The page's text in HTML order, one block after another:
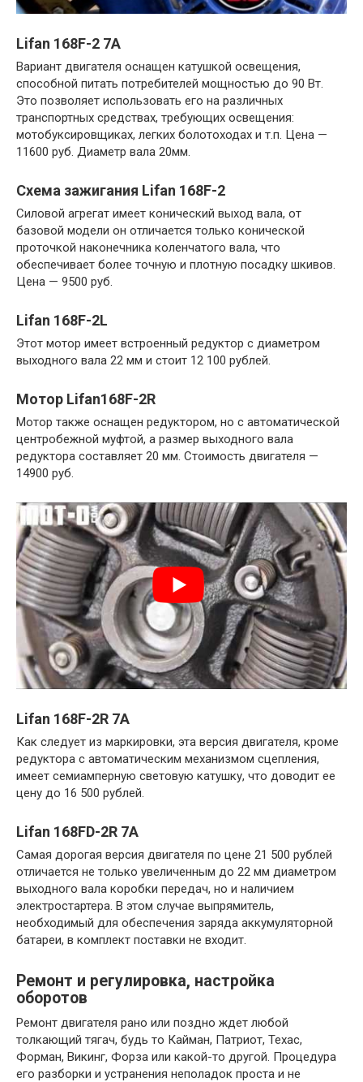
Lifan 168F-2 7A
Вариант двигателя оснащен катушкой освещения,
способной питать потребителей мощностью до 90 Вт.
Это позволяет использовать его на различных
транспортных средствах, требующих освещения:
мотобуксировщиках, легких болотоходах и т.п. Цена —
11600 руб. Диаметр вала 20мм.
Схема зажигания Lifan 168F-2
Силовой агрегат имеет конический выход вала, от
базовой модели он отличается только конической
проточкой наконечника коленчатого вала, что
обеспечивает более точную и плотную посадку шкивов.
Цена — 9500 руб.
Lifan 168F-2L
Этот мотор имеет встроенный редуктор с диаметром
выходного вала 22 мм и стоит 12 100 рублей.
Мотор Lifan168F-2R
Мотор также оснащен редуктором, но с автоматической
центробежной муфтой, а размер выходного вала
редуктора составляет 20 мм. Стоимость двигателя —
14900 руб.
Lifan 168F-2R 7A
Как следует из маркировки, эта версия двигателя, кроме
редуктора с автоматическим механизмом сцепления,
имеет семиамперную световую катушку, что доводит ее
цену до 16 500 рублей.
Lifan 168FD-2R 7A
Самая дорогая версия двигателя по цене 21 500 рублей
отличается не только увеличенным до 22 мм диаметром
выходного вала коробки передач, но и наличием
электростартера. В этом случае выпрямитель,
необходимый для обеспечения заряда аккумуляторной
батареи, в комплект поставки не входит.
Ремонт и регулировка, настройка
оборотов
Ремонт двигателя рано или поздно ждет любой
толкающий тягач, будь то Кайман, Патриот, Техас,
Форман, Викинг, Форза или какой-то другой. Процедура
его разборки и устранения неполадок проста и не